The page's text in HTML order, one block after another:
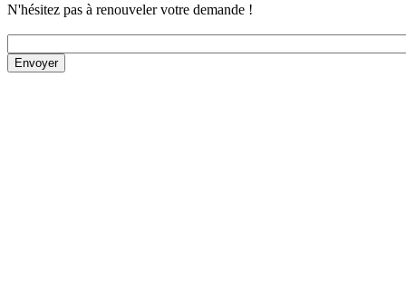
N'hésitez pas à renouveler votre demande !